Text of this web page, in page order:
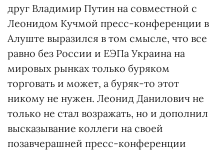
друг Владимир Путин на совместной с
Леонидом Кучмой пресс-конференции в
Алуште выразился в том смысле, что все
равно без России и ЕЭПа Украина на
мировых рынках только буряком
торговать и может, а буряк-то этот
никому не нужен. Леонид Данилович не
только не стал возражать, но и дополнил
высказывание коллеги на своей
позавчерашней пресс-конференции